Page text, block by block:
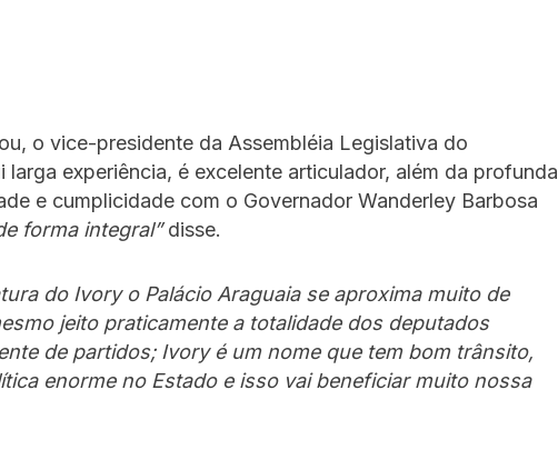
o vice-presidente da Assembléia Legislativa do
larga experiência, é excelente articulador, além da profunda
e cumplicidade com o Governador Wanderley Barbosa
forma integral”disse.
do Ivory o Palácio Araguaia se aproxima muito de
jeito praticamente a totalidade dos deputados
de partidos; Ivory é um nome que tem bom trânsito,
enorme no Estado e isso vai beneficiar muito nossa